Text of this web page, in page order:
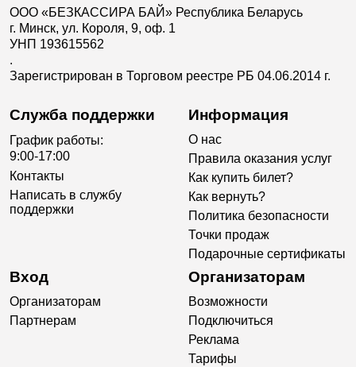
ООО «БЕЗКАССИРА БАЙ» Республика Беларусь
г. Минск, ул. Короля, 9, оф. 1
УНП 193615562
.
Зарегистрирован в Торговом реестре РБ 04.06.2014 г.
Служба поддержки
График работы:
9:00-17:00
Контакты
Написать в службу
поддержки
Информация
О нас
Правила оказания услуг
Как купить билет?
Как вернуть?
Политика безопасности
Точки продаж
Подарочные сертификаты
Вход
Организаторам
Партнерам
Организаторам
Возможности
Подключиться
Реклама
Тарифы